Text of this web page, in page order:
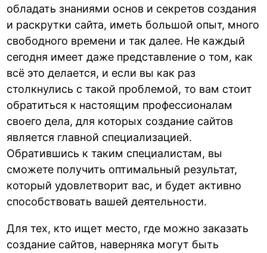
обладать знаниями основ и секретов создания
и раскрутки сайта, иметь большой опыт, много
свободного времени и так далее. Не каждый
сегодня имеет даже представление о том, как
всё это делается, и если вы как раз
столкнулись с такой проблемой, то вам стоит
обратиться к настоящим профессионалам
своего дела, для которых создание сайтов
является главной специализацией.
Обратившись к таким специалистам, вы
сможете получить оптимальный результат,
который удовлетворит вас, и будет активно
способствовать вашей деятельности.
Для тех, кто ищет место, где можно заказать
создание сайтов, наверняка могут быть